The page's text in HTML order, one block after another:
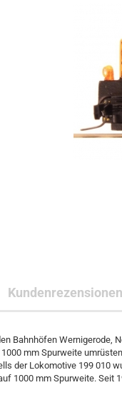
Bahnhöfen Wernigerode,
mm Spurweite
der Lokomotive 199 010
1000 mm Spurweite. Seit